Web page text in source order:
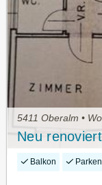
5411 Oberalm •
Neu
Balkon Parken